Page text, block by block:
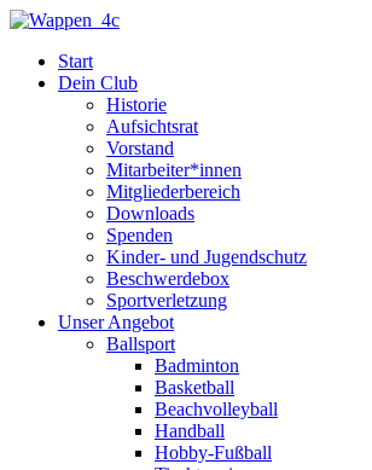
Zum
springenStart
Dein Club
Historie
Aufsichtsrat
Vorstand
Mitarbeiter*innen
Mitgliederbereich
Downloads
Spenden
Kinder- und Jugendschutz
Beschwerdebox
Sportverletzung
Unser Angebot
Ballsport
Badminton
Basketball
Beachvolleyball
Handball
Hobby-Fußball